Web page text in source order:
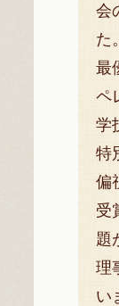
会
た
最
ペ
学
特
偏
受
題
理
い